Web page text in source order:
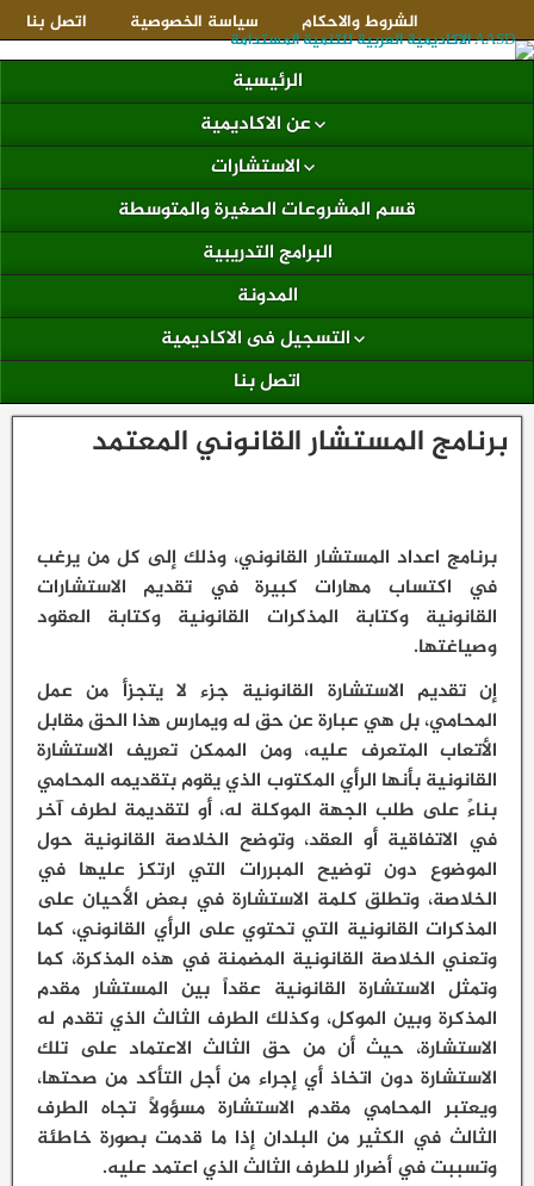
الشروط والاحكام سياسة الخصوصية اتصل بنا
الرئيسية
عن الاكاديمية
الاستشارات
قسم المشروعات الصغيرة والمتوسطة
البرامج التدريبية
المدونة
التسجيل فى الاكاديمية
اتصل بنا
برنامج المستشار القانوني المعتمد
برنامج اعداد المستشار القانوني، وذلك إلى كل من يرغب
في اكتساب مهارات كبيرة في تقديم الاستشارات
القانونية وكتابة المذكرات القانونية وكتابة العقود
وصياغتها.
إن تقديم الاستشارة القانونية جزء لا يتجزأ من عمل
المحامي، بل هي عبارة عن حق له ويمارس هذا الحق مقابل
الأتعاب المتعرف عليه، ومن الممكن تعريف الاستشارة
القانونية بأنها الرأي المكتوب الذي يقوم بتقديمه المحامي
بناءً على طلب الجهة الموكلة له، أو لتقديمة لطرف آخر
في الاتفاقية أو العقد، وتوضح الخلاصة القانونية حول
الموضوع دون توضيح المبررات التي ارتكز عليها في
الخلاصة، وتطلق كلمة الاستشارة في بعض الأحيان على
المذكرات القانونية التي تحتوي على الرأي القانوني، كما
وتعني الخلاصة القانونية المضمنة في هذه المذكرة، كما
وتمثل الاستشارة القانونية عقداً بين المستشار مقدم
المذكرة وبين الموكل، وكذلك الطرف الثالث الذي تقدم له
الاستشارة، حيث أن من حق الثالث الاعتماد على تلك
الاستشارة دون اتخاذ أي إجراء من أجل التأكد من صحتها،
ويعتبر المحامي مقدم الاستشارة مسؤولاً تجاه الطرف
الثالث في الكثير من البلدان إذا ما قدمت بصورة خاطئة
وتسببت في أضرار للطرف الثالث الذي اعتمد عليه.